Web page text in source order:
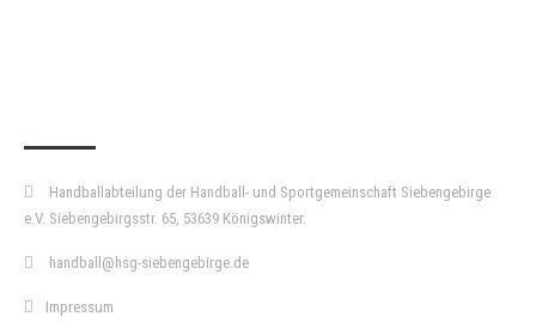
Handballabteilung der Handball- und Sportgemeinschaft Siebengebirge
e.V. Siebengebirgsstr. 65, 53639 Königswinter.
handball@hsg-siebengebirge.de
Impressum